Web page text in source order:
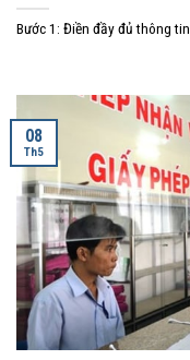
Bước 1: Điền đầy đủ thông
08
Th5